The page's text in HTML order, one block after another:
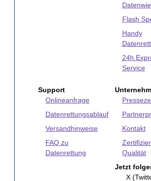
Flash
Handy
24h
Service
Support
Onlineanfrage
Datenrettungsablauf
Versandhinweise
FAQ zu
Datenrettung
Kontakt
Qualität
Jetzt
X